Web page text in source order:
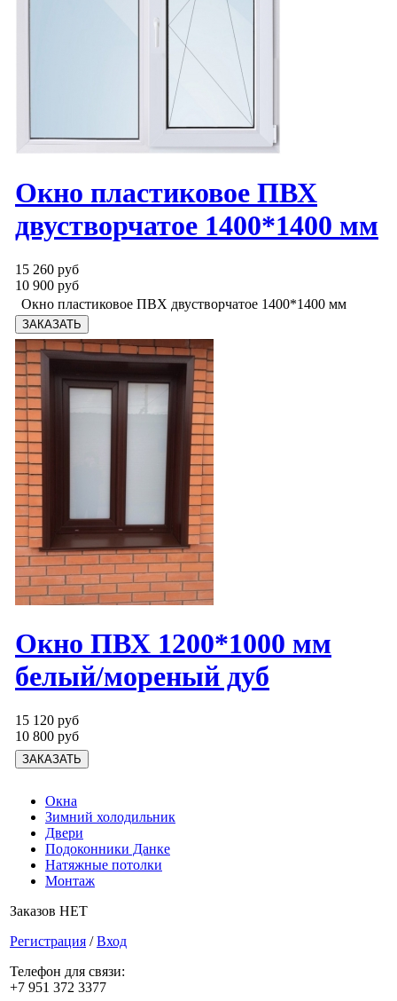
Окно пластиковое ПВХ
двустворчатое 1400*1400 мм
15 260 руб
10 900 руб
Окно пластиковое ПВХ двустворчатое 1400*1400 мм
Окно ПВХ 1200*1000 мм
белый/мореный дуб
15 120 руб
10 800 руб
Окна
Зимний холодильник
Двери
Подоконники Данке
Натяжные потолки
Монтаж
Заказов НЕТ
Регистрация /Вход
Телефон для связи:
+7 951 372 3377